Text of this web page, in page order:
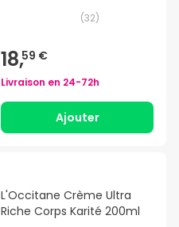
(32)
18,59 €
Livraison en 24-72h
Ajouter
L'Occitane Crème Ultra
Riche Corps Karité 200ml